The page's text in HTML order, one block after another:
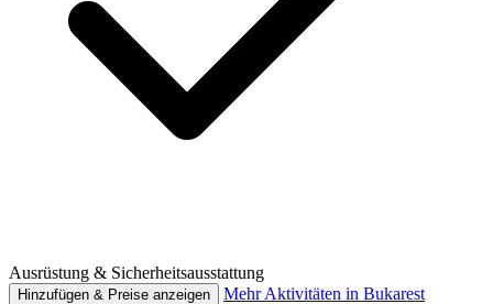
Ausrüstung & Sicherheitsausstattung
Hinzufügen & Preise anzeigen
Mehr Aktivitäten in Bukarest